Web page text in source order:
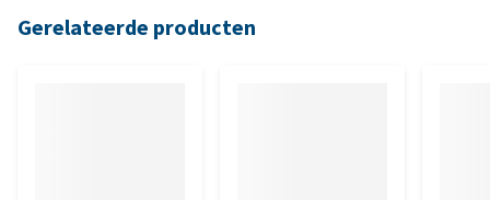
Gerelateerde producten